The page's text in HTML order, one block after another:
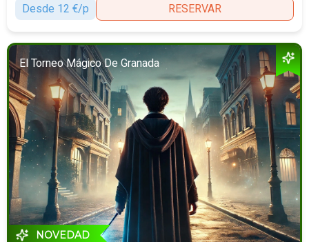
Desde 12 €/p
RESERVAR
El Torneo Mágico De Granada
NOVEDAD